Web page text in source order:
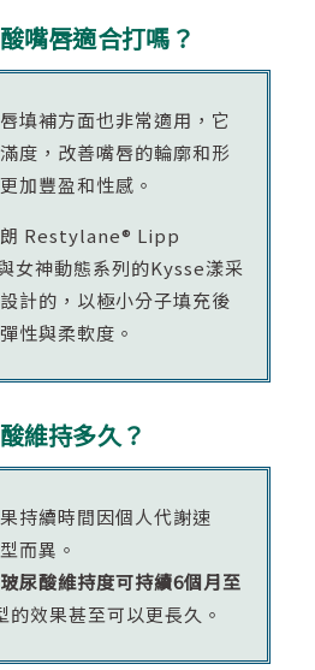
嘴唇適合打嗎？
填補方面也非常適用，它
度，改善嘴唇的輪廓和形
加豐盈和性感。
Restylane® Lipp
女神動態系列的Kysse漾采
計的，以極小分子填充後
性與柔軟度。
維持多久？
持續時間因個人代謝速
而異。
尿酸維持度可持續6個月至
的效果甚至可以更長久。